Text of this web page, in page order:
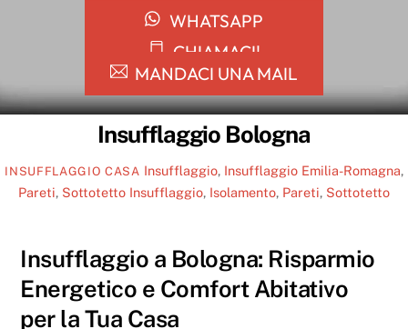
WHATSAPP
CHIAMACI!
MANDACI UNA MAIL
Insufflaggio Bologna
INSUFFLAGGIO CASA Insufflaggio, Insufflaggio Emilia-Romagna,
Pareti, Sottotetto Insufflaggio, Isolamento, Pareti, Sottotetto
Insufflaggio a Bologna: Risparmio
Energetico e Comfort Abitativo
per la Tua Casa